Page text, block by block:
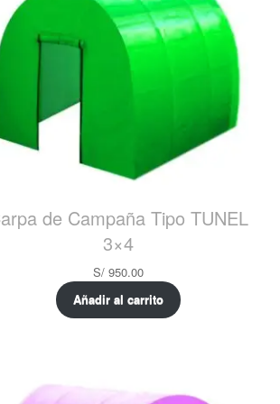
de Campaña Tipo TUNEL
3×4
S/ 950.00
Añadir al carrito